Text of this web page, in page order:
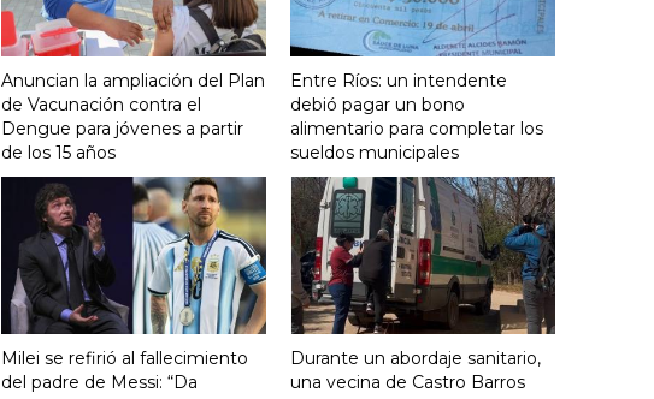
Anuncian la ampliación del Plan
de Vacunación contra el
Dengue para jóvenes a partir
de los 15 años
Entre Ríos: un intendente
debió pagar un bono
alimentario para completar los
sueldos municipales
Milei se refirió al fallecimiento
del padre de Messi: “Da
Durante un abordaje sanitario,
una vecina de Castro Barros